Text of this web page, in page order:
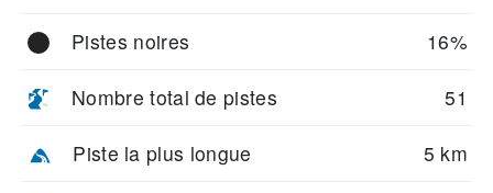
Pistes noires 16%
Nombre total de pistes 51
Piste la plus longue 5 km